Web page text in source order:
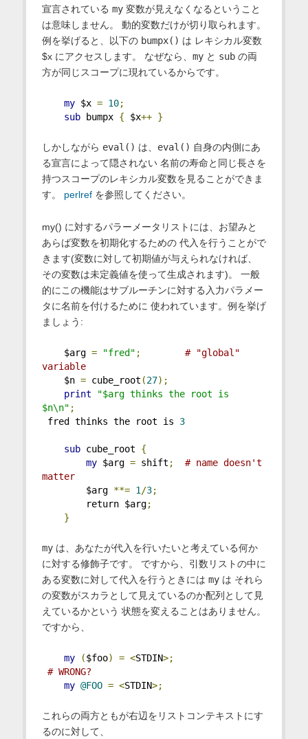
宣言されている my変数が見えなくなるということ
は意味しません。 動的変数だけが切り取られます。
例を挙げると、以下の bumpx() は レキシカル変数
$x にアクセスします。 なぜなら、 myと subの両
方が同じスコープに現れているからです。
my $x = 10;
sub bumpx { $x++ }
しかしながら eval() は、 eval() 自身の内側にあ
る宣言によって隠されない 名前の寿命と同じ長さを
持つスコープのレキシカル変数を見ることができま
す。 perlrefを参照してください。
my() に対するパラーメータリストには、お望みと
あらば変数を初期化するための 代入を行うことがで
きます(変数に対して初期値が与えられなければ、
その変数は未定義値を使って生成されます)。 一般
的にこの機能はサブルーチンに対する入力パラメー
タに名前を付けるために 使われています。例を挙げ
ましょう:
$arg = "fred" ;
# "global"
variable
$n = cube_root (27);
print
"$arg thinks the root is
$n\n" ;
fred thinks the root is 3
sub cube_root {
my $arg = shift ;
# name doesn't
matter
$arg **= 1 /3;
return $arg;
}
myは、あなたが代入を行いたいと考えている何か
に対する修飾子です。 ですから、引数リストの中に
ある変数に対して代入を行うときには myは それら
の変数がスカラとして見えているのか配列として見
えているかという 状態を変えることはありません。
ですから、
my ($foo) = <STDIN>;
# WRONG?
my @FOO = <STDIN>;
これらの両方ともが右辺をリストコンテキストにす
るのに対して、